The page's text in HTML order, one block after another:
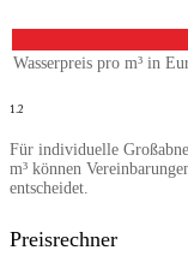
Wasserpreis pro m³ in
1.2
Für individuelle
m³ können
entscheidet.
Preisrechner